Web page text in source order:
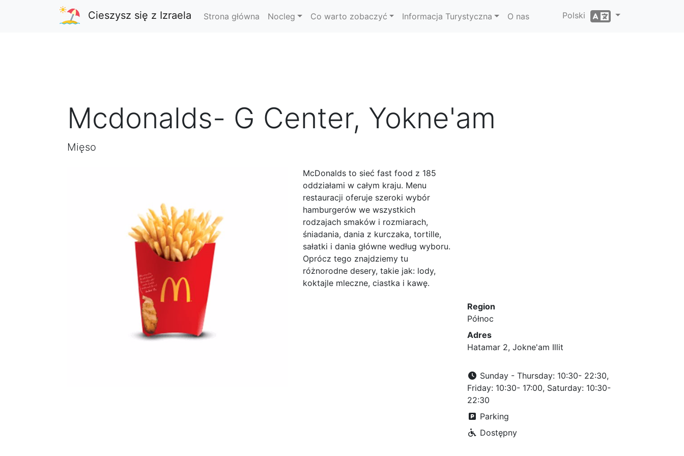
Cieszysz się z Izraela Strona główna Nocleg Co warto zobaczyć Informacja Turystyczna O nas Polski
Mcdonalds- G Center, Yokne'am
Mięso
McDonalds to sieć fast food z 185
oddziałami w całym kraju. Menu
restauracji oferuje szeroki wybór
hamburgerów we wszystkich
rodzajach smaków i rozmiarach,
śniadania, dania z kurczaka, tortille,
sałatki i dania główne według wyboru.
Oprócz tego znajdziemy tu
różnorodne desery, takie jak: lody,
koktajle mleczne, ciastka i kawę.
Region
Północ
Adres
Hatamar 2, Jokne'am Illit
Sunday - Thursday: 10:30- 22:30,
Friday: 10:30- 17:00, Saturday: 10:30-
22:30
Parking
Dostępny